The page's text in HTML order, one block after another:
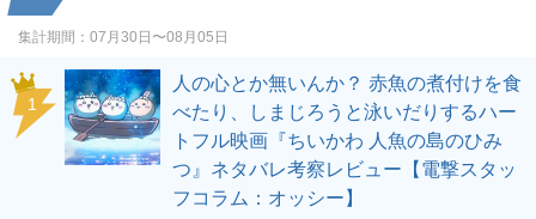
集計期間： 07月30日〜08月05日
1
人の心とか無いんか？ 赤魚の煮付けを食
べたり、しまじろうと泳いだりするハー
トフル映画『ちいかわ 人魚の島のひみ
つ』ネタバレ考察レビュー【電撃スタッ
フコラム：オッシー】